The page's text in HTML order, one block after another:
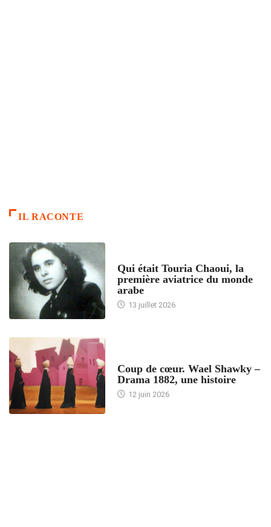
IL RACONTE
Qui était Touria Chaoui, la
première aviatrice du monde
arabe
13 juillet 2026
Coup de cœur. Wael Shawky –
Drama 1882, une histoire
12 juin 2026